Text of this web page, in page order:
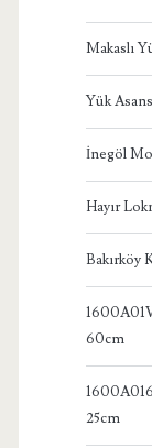
Makaslı
Yük
İnegöl
Hayır
Bakırköy
60cm
25cm